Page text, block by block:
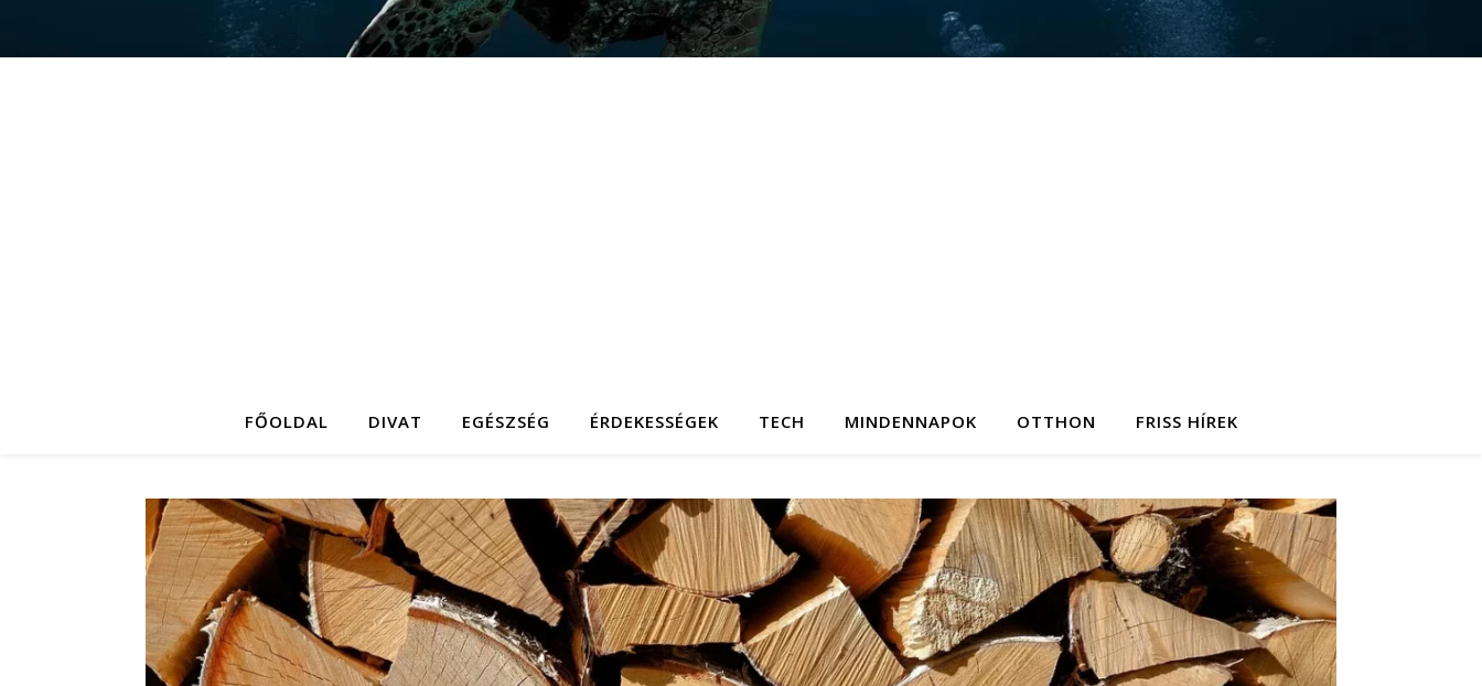
FŐOLDAL DIVAT EGÉSZSÉG ÉRDEKESSÉGEK TECH MINDENNAPOK OTTHON FRISS HÍREK